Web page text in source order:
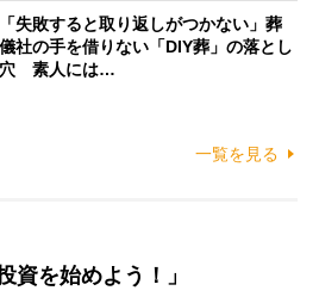
「失敗すると取り返しがつかない」葬
儀社の手を借りない「DIY葬」の落とし
穴 素人には…
一覧を見る
資を始めよう！」